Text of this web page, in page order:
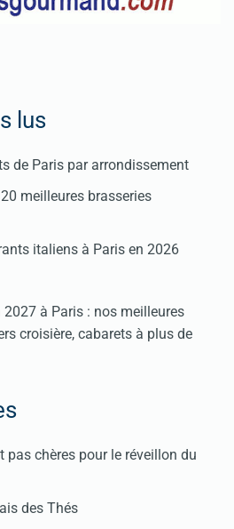
lus
de Paris par arrondissement
meilleures brasseries
italiens à Paris en 2026
à Paris : nos meilleures
croisière, cabarets à plus de
pas chères pour le réveillon du
des Thés